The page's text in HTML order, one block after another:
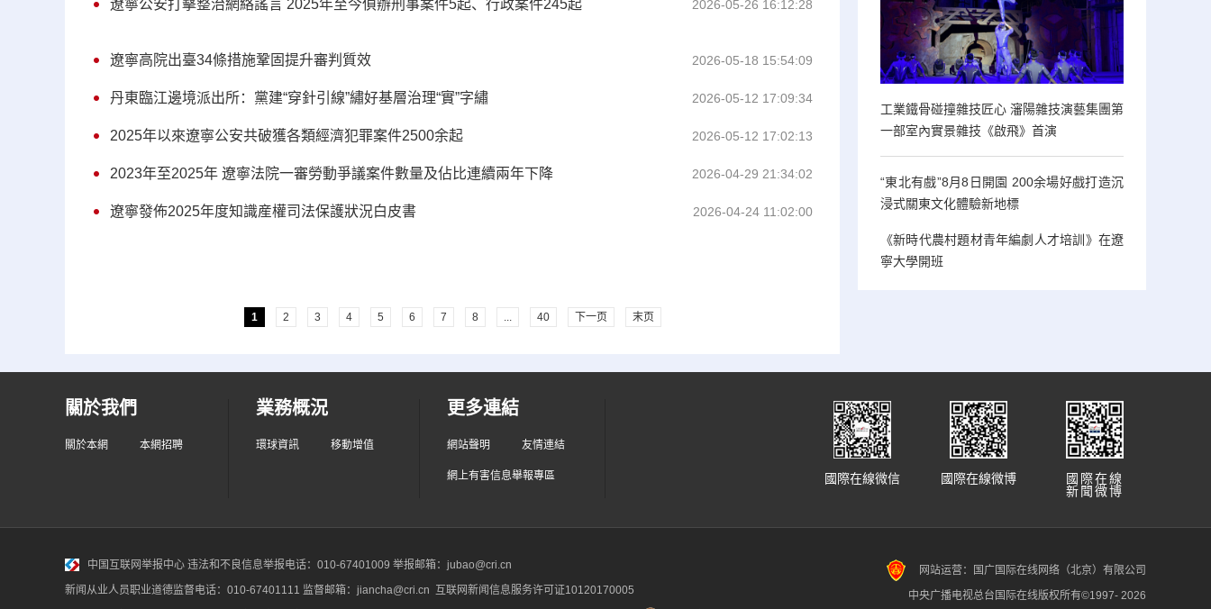
遼寧公安打擊整治網絡謠言 2025年至今偵辦刑事案件5起、行政案件245起 2026-05-26 16:12:28
遼寧高院出臺34條措施鞏固提升審判質效 2026-05-18 15:54:09
丹東臨江邊境派出所：黨建“穿針引線”繡好基層治理“實”字繡 2026-05-12 17:09:34
2025年以來遼寧公安共破獲各類經濟犯罪案件2500余起 2026-05-12 17:02:13
2023年至2025年 遼寧法院一審勞動爭議案件數量及佔比連續兩年下降 2026-04-29 21:34:02
遼寧發佈2025年度知識産權司法保護狀況白皮書 2026-04-24 11:02:00
1 2 3 4 5 6 7 8 ... 40 下一页 末页
工業鐵骨碰撞雜技匠心 瀋陽雜技演藝集團第
一部室內實景雜技《啟飛》首演
“東北有戲”8月8日開園 200余場好戲打造沉
浸式關東文化體驗新地標
《新時代農村題材青年編劇人才培訓》在遼
寧大學開班
關於我們
關於本網 本網招聘
業務概況
環球資訊 移動增值
更多連結
網站聲明 友情連結
網上有害信息舉報專區
國際在線
新聞微博
國際在線微博
國際在線微信
中国互联网举报中心 违法和不良信息举报电话：010-67401009 举报邮箱：jubao@cri.cn
新闻从业人员职业道德监督电话：010-67401111 监督邮箱：jiancha@cri.cn 互联网新闻信息服务许可证10120170005
网站运营：国广国际在线网络（北京）有限公司
中央广播电视总台国际在线版权所有©1997- 2026